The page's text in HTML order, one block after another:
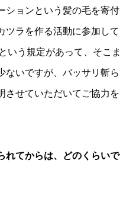
ションという髪の毛を寄付
ツラを作る活動に参加して
いう規定があって、そこま
ないですが、バッサリ斬ら
させていただいてご協力を
てからは、どのくらいで